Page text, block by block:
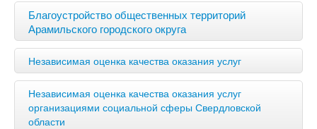
Благоустройство общественных территорий
Арамильского городского округа
Независимая оценка качества оказания услуг
Независимая оценка качества оказания услуг
организациями социальной сферы Свердловской
области